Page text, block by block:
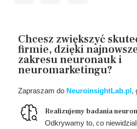
Chcesz zwiększyć
firmie, dzięki
zakresu neuronauk i
neuromarketingu?
Zapraszam do NeuroinsightLab.pl,
Realizujemy badania
Odkrywamy to, co